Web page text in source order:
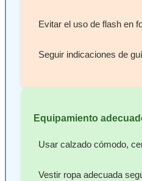
Evitar el uso de flash en
Seguir indicaciones de
Equipamiento
Usar calzado cómodo,
Vestir ropa adecuada